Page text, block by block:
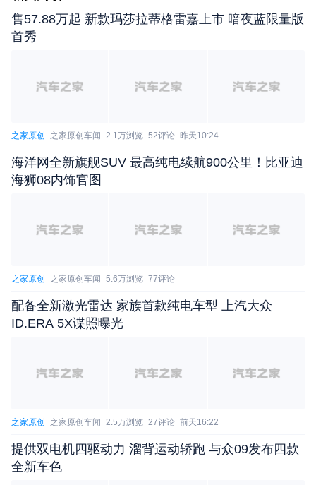
售57.88万起 新款玛莎拉蒂格雷嘉上市 暗夜蓝限量版
首秀
之家原创 之家原创车闻 2.1万浏览 52评论 昨天10:24
海洋网全新旗舰SUV 最高纯电续航900公里！比亚迪
海狮08内饰官图
之家原创 之家原创车闻 5.6万浏览 77评论
配备全新激光雷达 家族首款纯电车型 上汽大众
ID.ERA 5X谍照曝光
之家原创 之家原创车闻 2.5万浏览 27评论 前天16:22
提供双电机四驱动力 溜背运动轿跑 与众09发布四款
全新车色